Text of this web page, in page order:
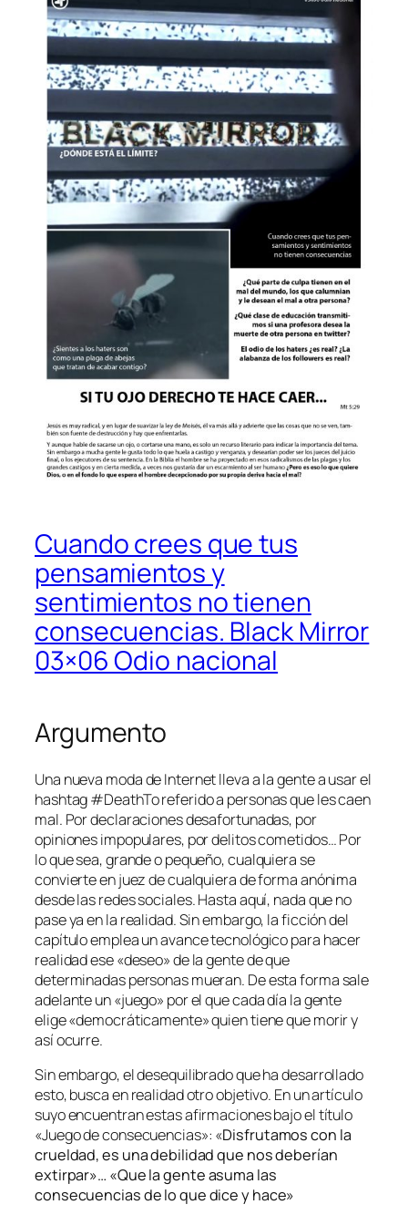
Cuando crees que tus
pensamientos y
sentimientos no tienen
consecuencias. Black Mirror
03×06 Odio nacional
Argumento
Una nueva moda de Internet lleva a la gente a usar el
hashtag #DeathTo referido a personas que les caen
mal. Por declaraciones desafortunadas, por
opiniones impopulares, por delitos cometidos… Por
lo que sea, grande o pequeño, cualquiera se
convierte en juez de cualquiera de forma anónima
desde las redes sociales. Hasta aquí, nada que no
pase ya en la realidad. Sin embargo, la ficción del
capítulo emplea un avance tecnológico para hacer
realidad ese «deseo» de la gente de que
determinadas personas mueran. De esta forma sale
adelante un «juego» por el que cada día la gente
elige «democráticamente» quien tiene que morir y
así ocurre.
Sin embargo, el desequilibrado que ha desarrollado
esto, busca en realidad otro objetivo. En un artículo
suyo encuentran estas afirmaciones bajo el título
«Juego de consecuencias»: «Disfrutamos con la
crueldad, es una debilidad que nos deberían
extirpar»… «Que la gente asuma las
consecuencias de lo que dice y hace»